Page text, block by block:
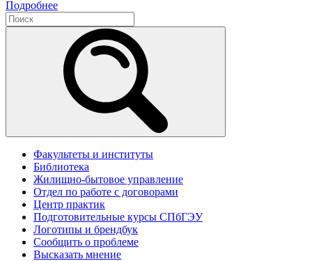
Подробнее
Факультеты и институты
Библиотека
Жилищно-бытовое управление
Отдел по работе с договорами
Центр практик
Подготовительные курсы СПбГЭУ
Логотипы и брендбук
Сообщить о проблеме
Высказать мнение